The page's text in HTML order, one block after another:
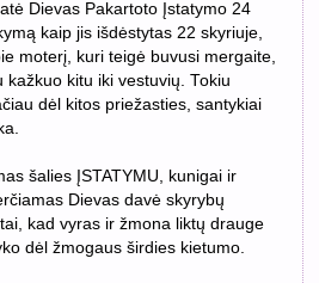
Dievas Pakartoto Įstatymo 24
kaip jis išdėstytas 22 skyriuje,
moterį, kuri teigė buvusi mergaite,
kitu iki vestuvių. Tokiu
dėl kitos priežasties, santykiai
šalies ĮSTATYMU, kunigai ir
Dievas davė skyrybų
kad vyras ir žmona liktų drauge
dėl žmogaus širdies kietumo.